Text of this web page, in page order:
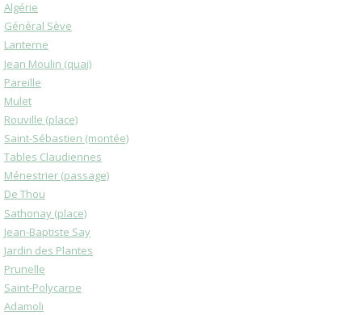
Algérie
Général Sève
Lanterne
Jean Moulin (quai)
Pareille
Mulet
Rouville (place)
Saint-Sébastien (montée)
Tables Claudiennes
Ménestrier (passage)
De Thou
Sathonay (place)
Jean-Baptiste Say
Jardin des Plantes
Prunelle
Saint-Polycarpe
Adamoli